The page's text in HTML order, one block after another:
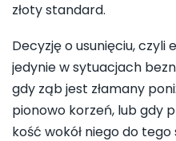
złoty standard.
Decyzję o usunięciu,
jedynie w sytuacjach
gdy ząb jest złamany
pionowo korzeń, lub gdy
kość wokół niego do